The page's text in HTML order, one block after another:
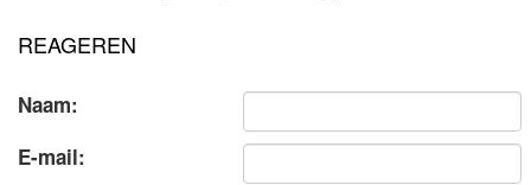
REAGEREN
Naam:
E-mail: